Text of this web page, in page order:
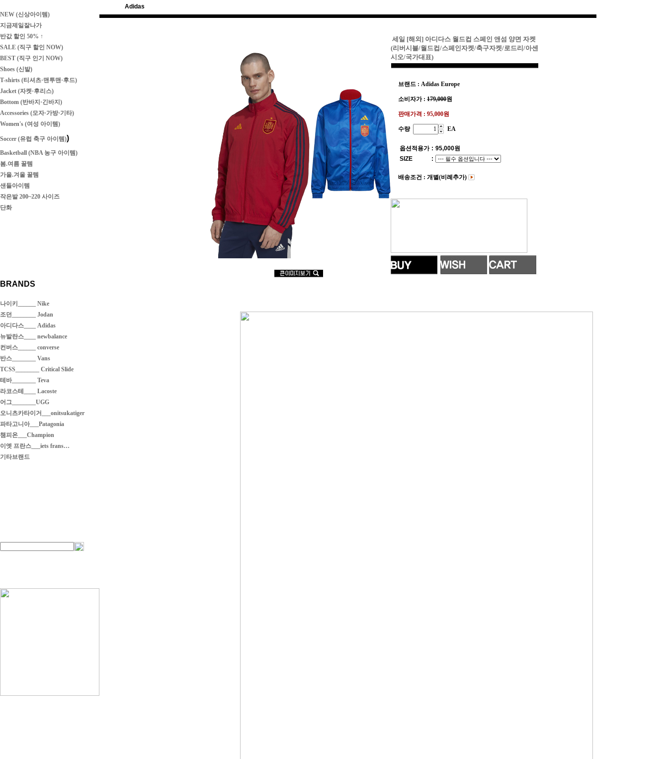
NEW (신상아이템)
지금제일잘나가
반값 할인 50% ↑
SALE (직구 할인 NOW)
BEST (직구 인기 NOW)
Shoes (신발)
T-shirts (티셔츠·맨투맨·후드)
Jacket (자켓·후리스)
Bottom (반바지·긴바지)
Accessories (모자·가방·기타)
Women's (여성 아이템)
Soccer (유럽 축구 아이템))
Basketball (NBA 농구 아이템)
봄.여름 꿀템
가을.겨울 꿀템
샌들아이템
작은발 200~220 사이즈
단화
BRANDS
나이키______ Nike
조던________ Jodan
아디다스____ Adidas
뉴발란스____ newbalance
컨버스______ converse
반스________ Vans
TCSS________ Critical Slide
테바________ Teva
라코스테____ Lacoste
어그________UGG
오니츠카타이거___onitsukatiger
파타고니아___Patagonia
챔피온___Champion
이엣 프란스___iets frans…
기타브랜드
Adidas
세일 [해외] 아디다스 월드컵 스페인 앤섬 양면 자켓
(리버시블/월드컵/스페인자켓/축구자켓/로드리/아센
시오/국가대표)
브랜드 : Adidas Europe
소비자가 : 179,000원
판매가격 : 95,000원
수량 EA
옵션적용가 : 95,000원
SIZE
:
배송조건 : 개별(비례추가)